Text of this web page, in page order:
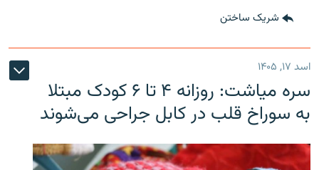
شریک ساختن
اسد ۱۷, ۱۴۰۵
سره‌ میاشت: روزانه ۴ تا ۶ کودک مبتلا
به سوراخ قلب در کابل جراحی می‌شوند